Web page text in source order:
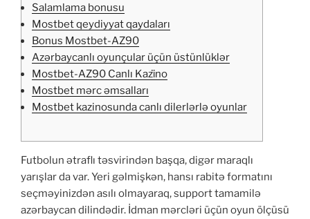
Salamlama bonusu
Mostbet qeydiyyat qaydaları
Bonus Mostbet-AZ90
Azərbaycanlı oyunçular üçün üstünlüklər
Mostbet-AZ90 Canlı Kazi̇no
Mostbet mərc əmsalları
Mostbet kazinosunda canlı dilerlərlə oyunlar
Futbolun ətraflı təsvirindən başqa, digər maraqlı
yarışlar da var. Yeri gəlmişkən, hansı rabitə formatını
seçməyinizdən asılı olmayaraq, support tamamilə
azərbaycan dilindədir. İdman mərcləri üçün oyun ölçüsü